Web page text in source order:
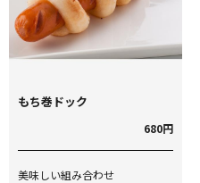
もち巻ドック
680円
美味しい組み合わせ